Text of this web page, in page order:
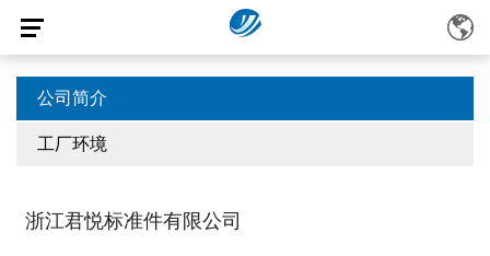
公司简介
工厂环境
浙江君悦标准件有限公司